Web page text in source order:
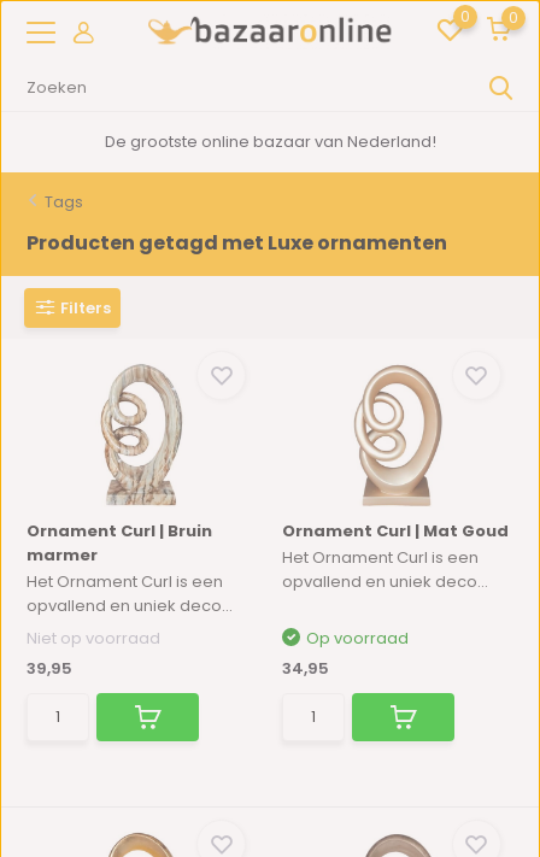
0 0
De grootste online bazaar van Nederland!
Tags
Producten getagd met Luxe ornamenten
Filters
Ornament Curl | Bruin
marmer
Het Ornament Curl is een
opvallend en uniek deco...
Niet op voorraad
39,95
Ornament Curl | Mat Goud
Het Ornament Curl is een
opvallend en uniek deco...
Op voorraad
34,95